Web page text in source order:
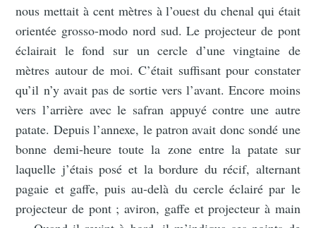
nous mettait à cent mètres à l’ouest du chenal qui était
orientée grosso-modo nord sud. Le projecteur de pont
éclairait le fond sur un cercle d’une vingtaine de
mètres autour de moi. C’était suffisant pour constater
qu’il n’y avait pas de sortie vers l’avant. Encore moins
vers l’arrière avec le safran appuyé contre une autre
patate. Depuis l’annexe, le patron avait donc sondé une
bonne demi-heure toute la zone entre la patate sur
laquelle j’étais posé et la bordure du récif, alternant
pagaie et gaffe, puis au-delà du cercle éclairé par le
projecteur de pont ; aviron, gaffe et projecteur à main